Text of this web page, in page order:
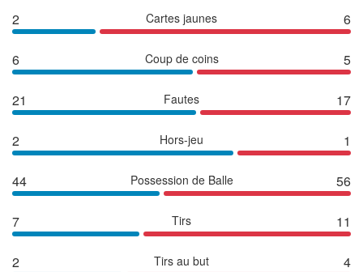
2 Cartes jaunes 6
6 Coup de coins 5
21 Fautes 17
2 Hors-jeu 1
44 Possession de Balle 56
7 Tirs 11
2 Tirs au but 4